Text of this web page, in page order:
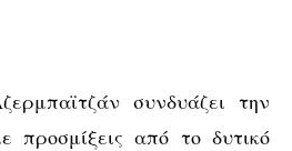
συνδυάζει την
προσμίξεις από το δυτικό